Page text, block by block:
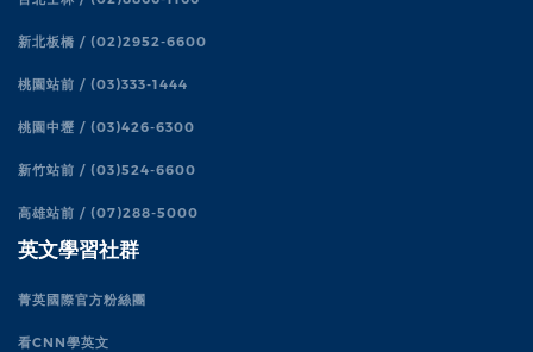
新北板橋 / (02)2952-6600
桃園站前 / (03)333-1444
桃園中壢 / (03)426-6300
新竹站前 / (03)524-6600
高雄站前 / (07)288-5000
英文學習社群
菁英國際官方粉絲團
看CNN學英文